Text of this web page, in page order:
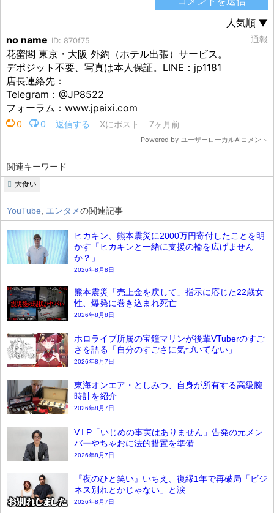
関連キーワード
大食い
YouTube エンタメの関連記事
ヒカキン、熊本震災に2000万円寄付したことを明
かす「ヒカキンと一緒に支援の輪を広げません
か？」
2026年8月8日
熊本震災「売上金を戻して」指示に応じた22歳女
性、爆発に巻き込まれ死亡
2026年8月8日
ホロライブ所属の宝鐘マリンが後輩VTuberのすご
さを語る「自分のすごさに気づいてない」
2026年8月7日
東海オンエア・としみつ、自身が所有する高級腕
時計を紹介
2026年8月7日
V.I.P「いじめの事実はありません」告発の元メン
バーやちゃおに法的措置を準備
2026年8月7日
『夜のひと笑い』いちえ、復縁1年で再破局「ビジ
ネス別れとかじゃない」と涙
2026年8月7日